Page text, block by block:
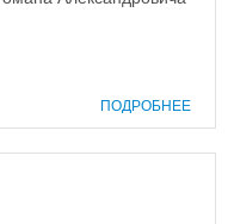
ПОДРОБНЕЕ